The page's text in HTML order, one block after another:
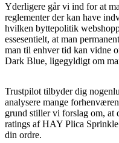
Yderligere går vi ind for at
reglementer der kan have
hvilken byttepolitik
essesentielt, at man
man til enhver tid kan vidne
Dark Blue, ligegyldigt om
Trustpilot tilbyder dig
analysere mange
grund stiller vi forslag om, at
ratings af HAY Plica
din ordre.